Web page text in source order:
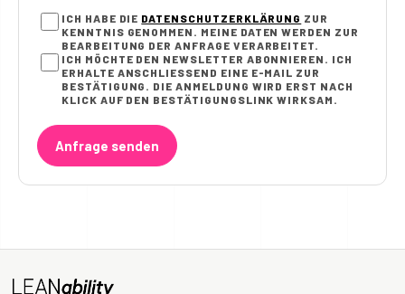
ICH HABE DIE DATENSCHUTZERKLÄRUNG ZUR
KENNTNIS GENOMMEN. MEINE DATEN WERDEN ZUR
BEARBEITUNG DER ANFRAGE VERARBEITET.
ICH MÖCHTE DEN NEWSLETTER ABONNIEREN. ICH
ERHALTE ANSCHLIESSEND EINE E-MAIL ZUR B
ESTÄTIGUNG. DIE ANMELDUNG WIRD ERST NACH K
LICK AUF DEN BESTÄTIGUNGSLINK WIRKSAM.
Anfrage senden